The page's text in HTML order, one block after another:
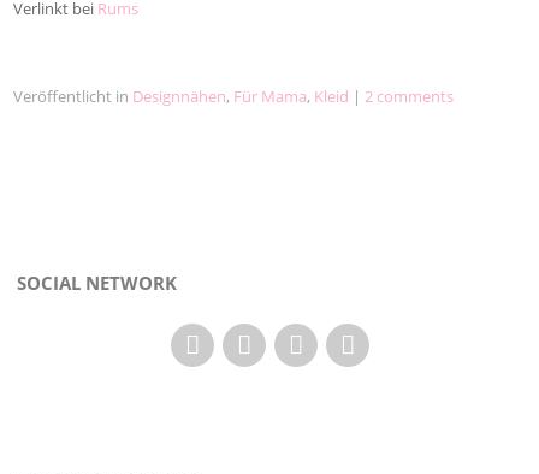
Verlinkt bei Rums
Veröffentlicht in Designnähen, Für Mama, Kleid |2 comments
SOCIAL NETWORK